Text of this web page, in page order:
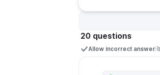
20 questions
Allow incorrect answer